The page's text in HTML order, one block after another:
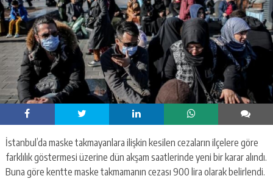
İstanbul’da maske takmayanlara ilişkin kesilen cezaların ilçelere göre
farklılık göstermesi üzerine dün akşam saatlerinde yeni bir karar alındı.
Buna göre kentte maske takmamanın cezası 900 lira olarak belirlendi.